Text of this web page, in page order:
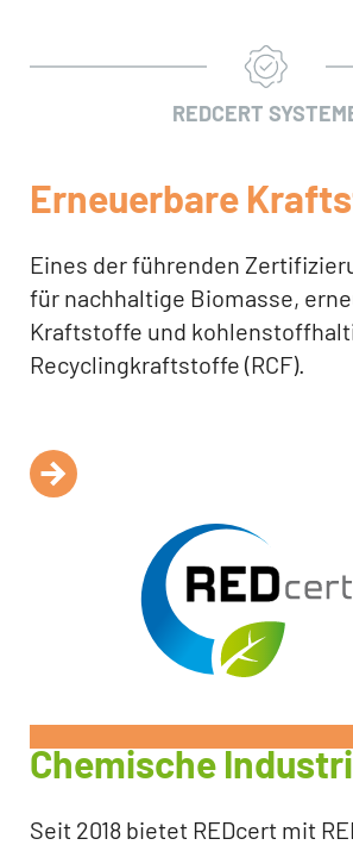
REDCERT
Erneuerbare
Eines der führenden
für nachhaltige Biomasse,
Kraftstoffe und
Recyclingkraftstoffe (RCF).
Chemische
Seit 2018 bietet REDcert mit